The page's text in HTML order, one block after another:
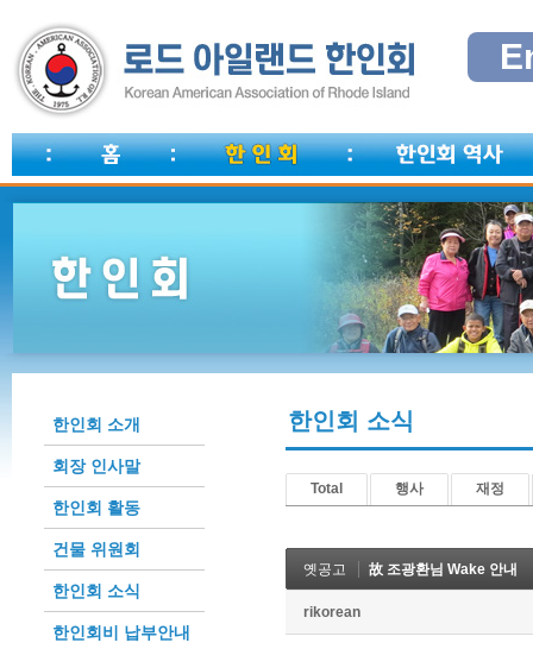
한인회 소개
회장 인사말
한인회 활동
건물 위원회
한인회 소식
한인회비 납부안내
한인회 소식
Total 행사 재정
옛공고 故 조광환님 Wake 안내
rikorean